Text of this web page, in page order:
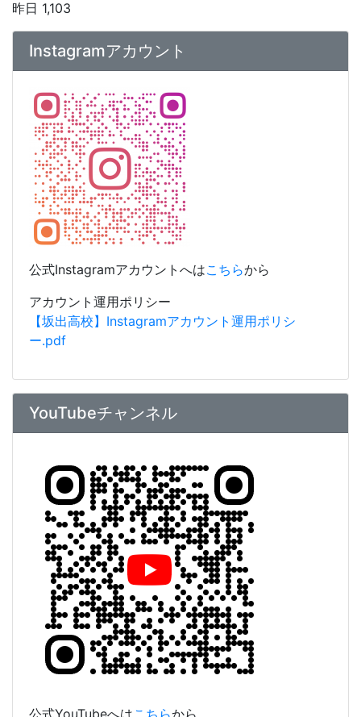
公式Instagramアカウントへは
アカウント運用ポリシー
【坂出高校】Instagramアカウント運用ポリシ
ー.pdf
YouTubeチャンネル
公式YouTubeへはこちらから
アカウント運用ポリシー